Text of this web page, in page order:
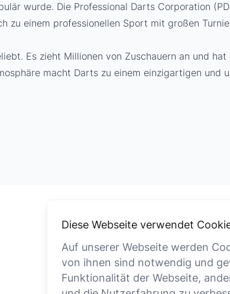
wurde. Die Professional Darts Corporation
zu einem professionellen Sport mit großen
Es zieht Millionen von Zuschauern an und
macht Darts zu einem einzigartigen und
Impressum
Datenschutz
Diese Webseite verwendet
Auf unserer Webseite werden
von ihnen sind notwendig und
Funktionalität der Webseite,